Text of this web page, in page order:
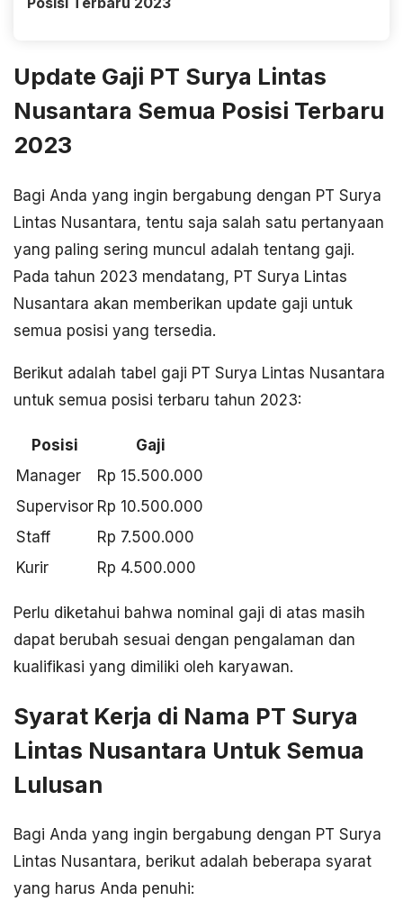
Update Gaji PT Surya Lintas
Nusantara Semua Posisi Terbaru
2023
Bagi Anda yang ingin bergabung dengan PT Surya
Lintas Nusantara, tentu saja salah satu pertanyaan
yang paling sering muncul adalah tentang gaji.
Pada tahun 2023 mendatang, PT Surya Lintas
Nusantara akan memberikan update gaji untuk
semua posisi yang tersedia.
Berikut adalah tabel gaji PT Surya Lintas Nusantara
untuk semua posisi terbaru tahun 2023:
Posisi
Gaji
Manager
Rp 15.500.000
Supervisor Rp 10.500.000
Staff
Rp 7.500.000
Kurir
Rp 4.500.000
Perlu diketahui bahwa nominal gaji di atas masih
dapat berubah sesuai dengan pengalaman dan
kualifikasi yang dimiliki oleh karyawan.
Syarat Kerja di Nama PT Surya
Lintas Nusantara Untuk Semua
Lulusan
Bagi Anda yang ingin bergabung dengan PT Surya
Lintas Nusantara, berikut adalah beberapa syarat
yang harus Anda penuhi: